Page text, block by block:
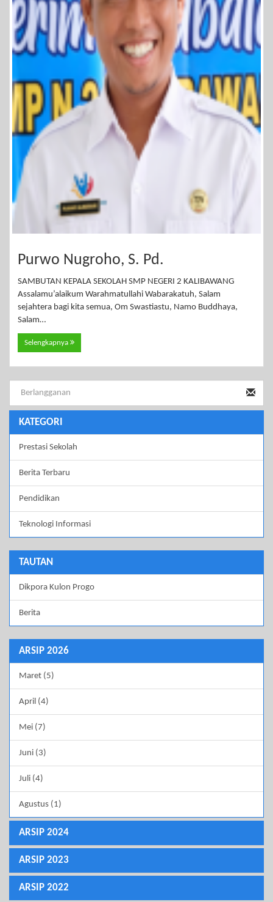
Purwo Nugroho, S. Pd.
SAMBUTAN KEPALA SEKOLAH SMP NEGERI 2 KALIBAWANG
Assalamu’alaikum Warahmatullahi Wabarakatuh, Salam
sejahtera bagi kita semua, Om Swastiastu, Namo Buddhaya,
Salam…
Selengkapnya
KATEGORI
Prestasi Sekolah
Berita Terbaru
Pendidikan
Teknologi Informasi
TAUTAN
Dikpora Kulon Progo
Berita
ARSIP 2026
Maret (5)
April (4)
Mei (7)
Juni (3)
Juli (4)
Agustus (1)
ARSIP 2024
ARSIP 2023
ARSIP 2022